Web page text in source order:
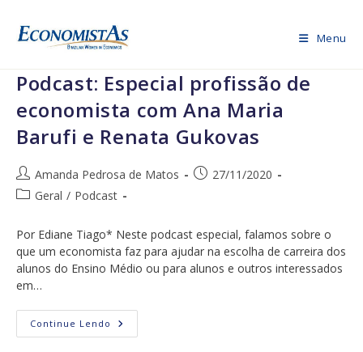
para
Menu
Podcast: Especial profissão de
economista com Ana Maria
Barufi e Renata Gukovas
Autor
do
Amanda Pedrosa de Matos
Post27/11/2020
Categoria
post:
Geral / Podcast
Por Ediane Tiago* Neste podcast especial, falamos sobre o
que um economista faz para ajudar na escolha de carreira dos
alunos do Ensino Médio ou para alunos e outros interessados
em…
Continue Lendo Podcast:
Especial